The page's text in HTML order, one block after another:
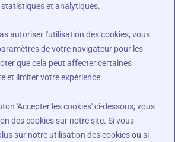
et analytiques.
autoriser l'utilisation des cookies, vous
de votre navigateur pour les
que cela peut affecter certaines
et limiter votre expérience.
'Accepter les cookies' ci-dessous, vous
des cookies sur notre site. Si vous
sur notre utilisation des cookies ou si
Linkedin Youtube
Légal :
convention visite technique​